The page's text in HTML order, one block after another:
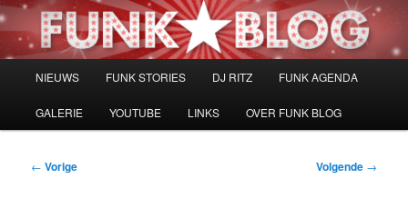
Spring
naar
NIEUWS FUNK STORIES DJ RITZ FUNK AGENDA
GALERIE YOUTUBE LINKS OVER FUNK BLOG
Bericht
← Vorige Volgende →